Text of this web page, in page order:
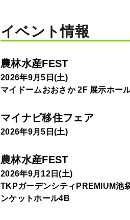
イベント情報
農林水産FEST
2026年9月5日(土)
マイドームおおさか 2F 展示ホー
マイナビ移住フェア
2026年9月5日(土)
農林水産FEST
2026年9月12日(土)
TKPガーデンシティPREMIUM池
ンケットホール4B